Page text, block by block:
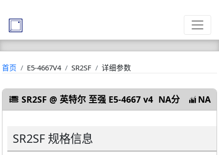
首页 E5-4667V4 SR2SF 详细参数
SR2SF @ 英特尔 至强 E5-4667 v4 NA分 NA
SR2SF 规格信息